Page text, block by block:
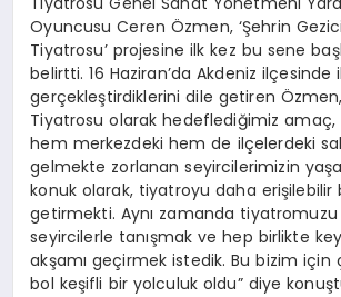
Oyuncusu Ceren Özmen, ‘Şehrin Gezici
Tiyatrosu’ projesine ilk kez bu sene
belirtti. 16 Haziran’da Akdeniz ilçesinde
gerçekleştirdiklerini dile getiren
Tiyatrosu olarak hedeflediğimiz amaç,
hem merkezdeki hem de ilçelerdeki
gelmekte zorlanan seyircilerimizin
konuk olarak, tiyatroyu daha erişilebilir
getirmekti. Aynı zamanda tiyatromuzu
seyircilerle tanışmak ve hep birlikte
akşamı geçirmek istedik. Bu bizim için
bol keşifli bir yolculuk oldu” diye